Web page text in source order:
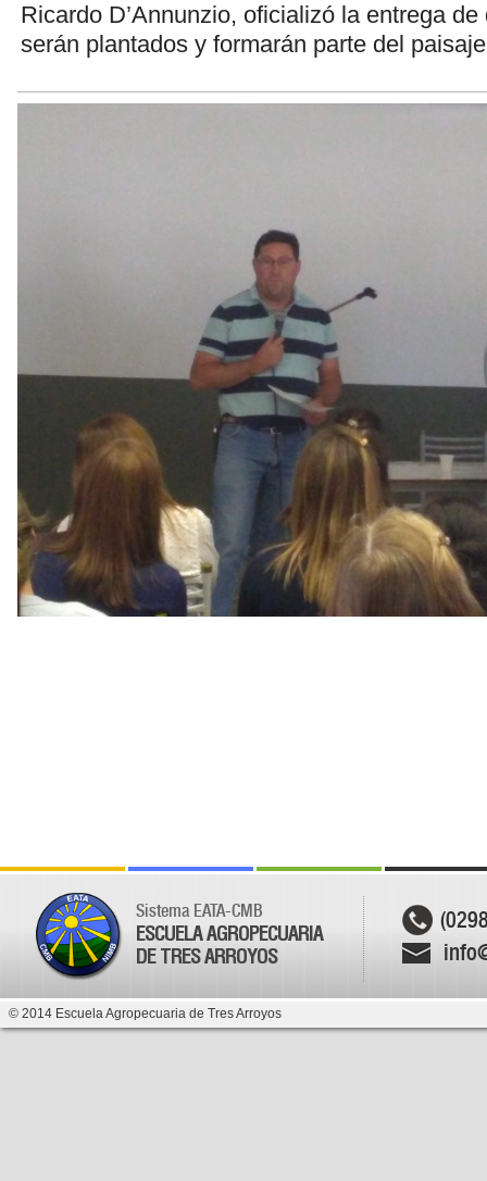
Ricardo D’Annunzio, oficializó la entrega
serán plantados y formarán parte del
Sistema EATA-CMB
ESCUELA AGROPECUARIA
DE TRES ARROYOS
© 2014 Escuela Agropecuaria de Tres Arroyos